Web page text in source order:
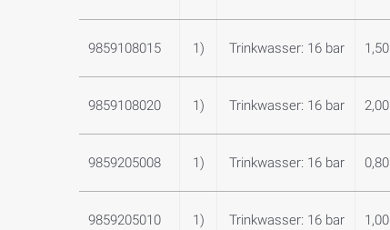
9859108015 1) Trinkwasser: 16 bar 1,50
9859108020 1) Trinkwasser: 16 bar 2,00
9859205008 1) Trinkwasser: 16 bar 0,80
9859205010 1) Trinkwasser: 16 bar 1,00